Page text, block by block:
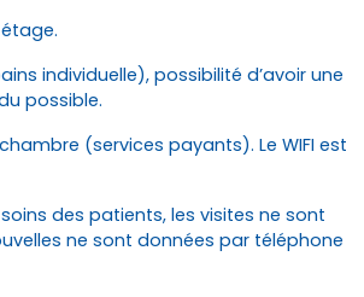
individuelle), possibilité d’avoir une
possible.
(services payants). Le WIFI est
des patients, les visites ne sont
ne sont données par téléphone